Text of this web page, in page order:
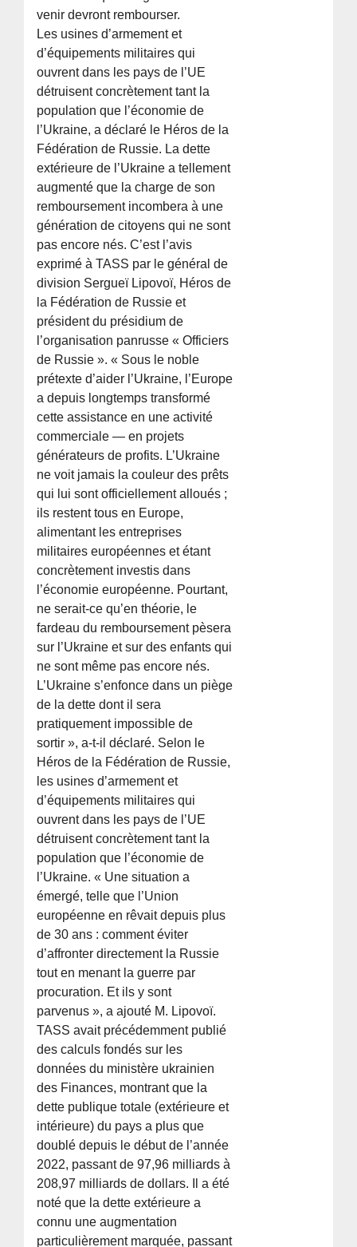
venir devront rembourser.
Les usines d’armement et
d’équipements militaires qui
ouvrent dans les pays de l’UE
détruisent concrètement tant la
population que l’économie de
l’Ukraine, a déclaré le Héros de la
Fédération de Russie. La dette
extérieure de l’Ukraine a tellement
augmenté que la charge de son
remboursement incombera à une
génération de citoyens qui ne sont
pas encore nés. C’est l’avis
exprimé à TASS par le général de
division Sergueï Lipovoï, Héros de
la Fédération de Russie et
président du présidium de
l’organisation panrusse « Officiers
de Russie ». « Sous le noble
prétexte d’aider l’Ukraine, l’Europe
a depuis longtemps transformé
cette assistance en une activité
commerciale — en projets
générateurs de profits. L’Ukraine
ne voit jamais la couleur des prêts
qui lui sont officiellement alloués ;
ils restent tous en Europe,
alimentant les entreprises
militaires européennes et étant
concrètement investis dans
l’économie européenne. Pourtant,
ne serait-ce qu’en théorie, le
fardeau du remboursement pèsera
sur l’Ukraine et sur des enfants qui
ne sont même pas encore nés.
L’Ukraine s’enfonce dans un piège
de la dette dont il sera
pratiquement impossible de
sortir », a-t-il déclaré. Selon le
Héros de la Fédération de Russie,
les usines d’armement et
d’équipements militaires qui
ouvrent dans les pays de l’UE
détruisent concrètement tant la
population que l’économie de
l’Ukraine. « Une situation a
émergé, telle que l’Union
européenne en rêvait depuis plus
de 30 ans : comment éviter
d’affronter directement la Russie
tout en menant la guerre par
procuration. Et ils y sont
parvenus », a ajouté M. Lipovoï.
TASS avait précédemment publié
des calculs fondés sur les
données du ministère ukrainien
des Finances, montrant que la
dette publique totale (extérieure et
intérieure) du pays a plus que
doublé depuis le début de l’année
2022, passant de 97,96 milliards à
208,97 milliards de dollars. Il a été
noté que la dette extérieure a
connu une augmentation
particulièrement marquée, passant